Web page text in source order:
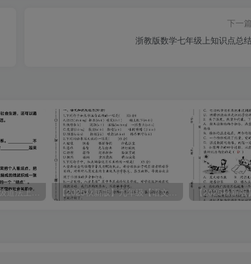
下一篇
浙教版数学七年级上知识点总
【2025秋新版】八年级道法上册期末冲刺22天计划全册考点整理